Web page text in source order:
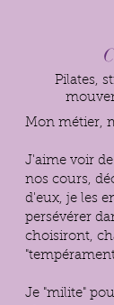
Pilates,
Mon métier,
J'aime voir
nos cours,
d'eux, je les
persévérer
choisiront,
Je "milite"